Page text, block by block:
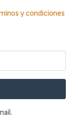
y condiciones